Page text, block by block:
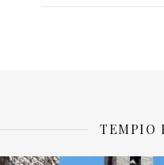
TEMPIO